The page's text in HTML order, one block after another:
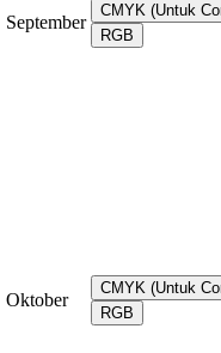
September
CMYK (Untuk
RGB
Oktober
CMYK (Untuk
RGB